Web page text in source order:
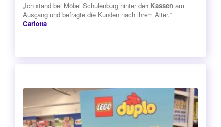
„Ich stand bei Möbel Schulenburg hinter den Kassen am
Ausgang und befragte die Kunden nach ihrem Alter.“
Carlotta